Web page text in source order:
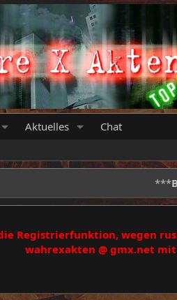
Aktuelles Chat
***
Registrierfunktion, wegen
wahrexakten @ gmx.net